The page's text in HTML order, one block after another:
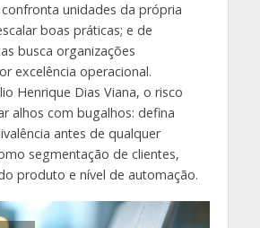
unidades da própria
boas práticas; e de
busca organizações
excelência operacional.
Henrique Dias Viana, o risco
alhos com bugalhos: defina
antes de qualquer
segmentação de clientes,
produto e nível de automação.